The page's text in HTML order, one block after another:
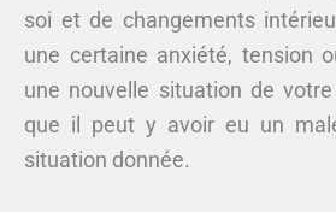
soi et de changements
une certaine anxiété, tension
une nouvelle situation de votre
que il peut y avoir eu un
situation donnée.